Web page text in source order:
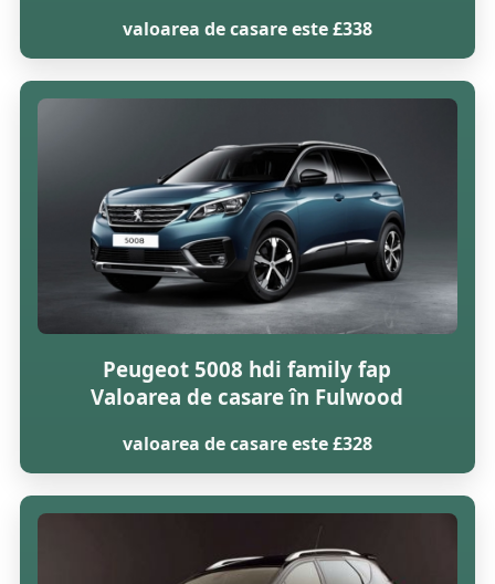
valoarea de casare este £338
Peugeot 5008 hdi family fap
Valoarea de casare în Fulwood
valoarea de casare este £328